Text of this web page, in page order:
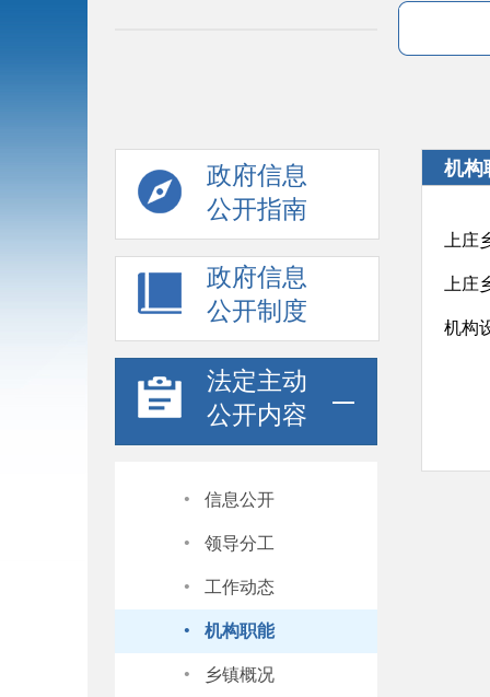
政府信息
公开指南
政府信息
公开制度
法定主动
公开内容
· 信息公开
· 领导分工
· 工作动态
· 机构职能
· 乡镇概况
机构
上庄
上庄
机构